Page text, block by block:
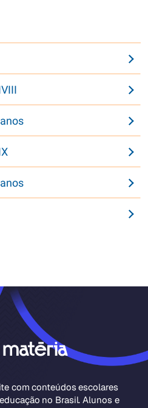
com conteúdos escolares
no Brasil. Alunos e